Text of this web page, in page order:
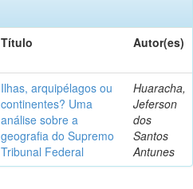
Título Autor(es)
Ilhas, arquipélagos ou
continentes? Uma
análise sobre a
geografia do Supremo
Tribunal Federal
Huaracha,
Jeferson
dos
Santos
Antunes